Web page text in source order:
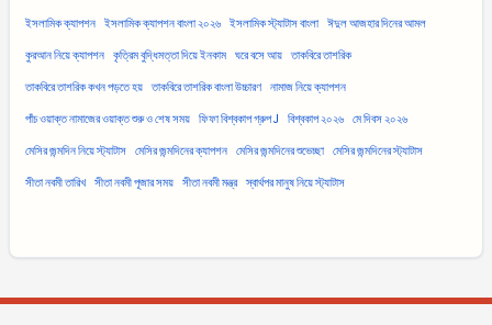
ইসলামিক ক্যাপশন ইসলামিক ক্যাপশন বাংলা ২০২৬ ইসলামিক স্ট্যাটাস বাংলা ঈদুল আজহার দিনের আমল
কুরআন নিয়ে ক্যাপশন কৃত্রিম বুদ্ধিমত্তা দিয়ে ইনকাম ঘরে বসে আয় তাকবিরে তাশরিক
তাকবিরে তাশরিক কখন পড়তে হয় তাকবিরে তাশরিক বাংলা উচ্চারণ নামাজ নিয়ে ক্যাপশন
পাঁচ ওয়াক্ত নামাজের ওয়াক্ত শুরু ও শেষ সময় ফিফা বিশ্বকাপ গ্রুপ J বিশ্বকাপ ২০২৬ মে দিবস ২০২৬
মেসির জন্মদিন নিয়ে স্ট্যাটাস মেসির জন্মদিনের ক্যাপশন মেসির জন্মদিনের শুভেচ্ছা মেসির জন্মদিনের স্ট্যাটাস
সীতা নবমী তারিখ সীতা নবমী পূজার সময় সীতা নবমী মন্ত্র স্বার্থপর মানুষ নিয়ে স্ট্যাটাস